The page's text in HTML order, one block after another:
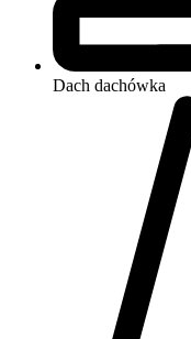
Dach dachówka